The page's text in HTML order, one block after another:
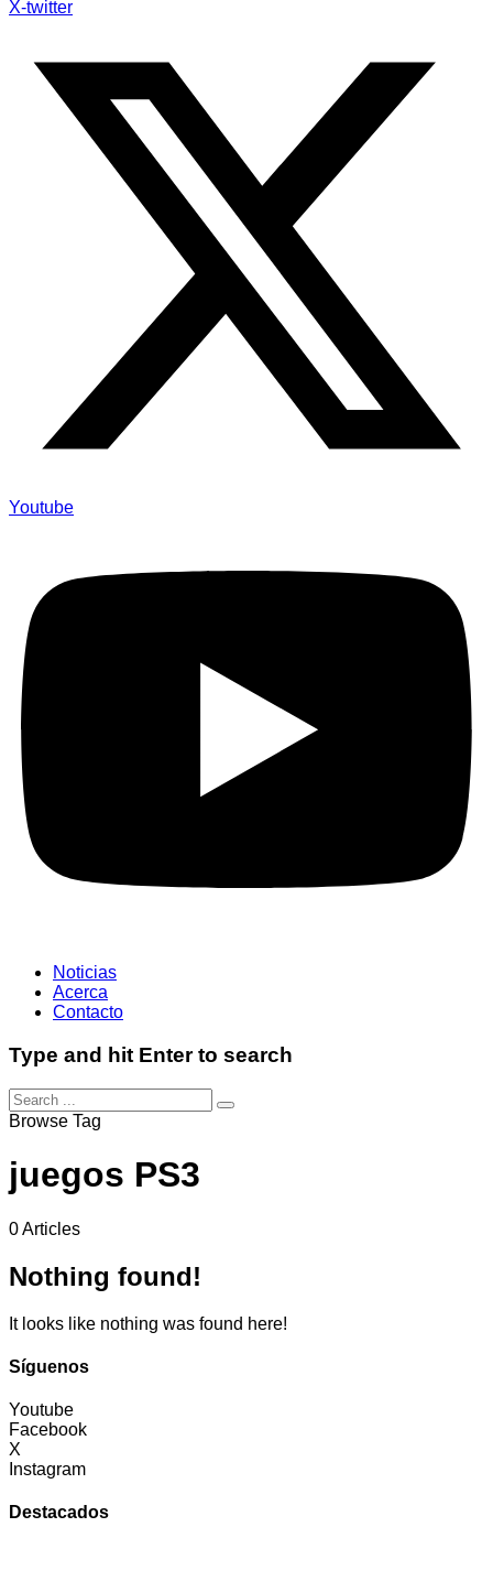
X-twitter
Youtube
Noticias
Acerca
Contacto
Type and hit Enter to search
Browse Tag
juegos PS3
0 Articles
Nothing found!
It looks like nothing was found here!
Síguenos
Youtube
Facebook
X
Instagram
Destacados